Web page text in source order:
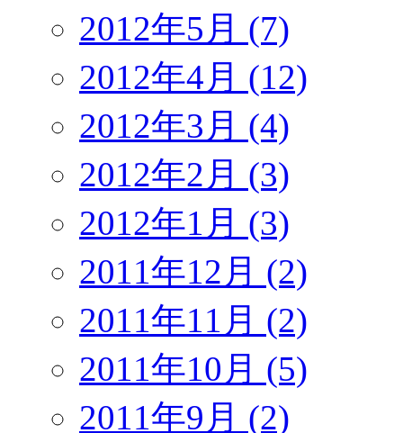
2012年5月 (7)
2012年4月 (12)
2012年3月 (4)
2012年2月 (3)
2012年1月 (3)
2011年12月 (2)
2011年11月 (2)
2011年10月 (5)
2011年9月 (2)